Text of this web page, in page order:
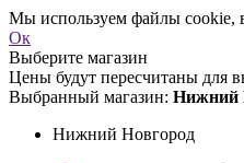
Мы используем файлы cookie,
Ок
Выберите магазин
Цены будут пересчитаны для
Выбранный магазин: Нижний
Нижний Новгород